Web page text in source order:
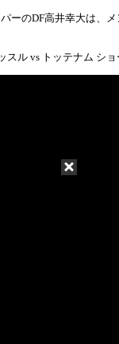
ーのDF高井幸大は、
スル vs トッテナム シ